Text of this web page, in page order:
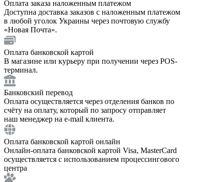
Оплата заказа наложенным платежом
Доступна доставка заказов с наложенным платежом
в любой уголок Украины через почтовую службу
«Новая Почта».
Оплата банковской картой
В магазине или курьеру при получении через POS-
терминал.
Банковский перевод
Оплата осуществляется через отделения банков по
счёту на оплату, который по запросу отправляет
наш менеджер на e-mail клиента.
Оплата банковской картой онлайн
Онлайн-оплата банковской картой Visa, MasterCard
осуществляется с использованием процессингового
центра